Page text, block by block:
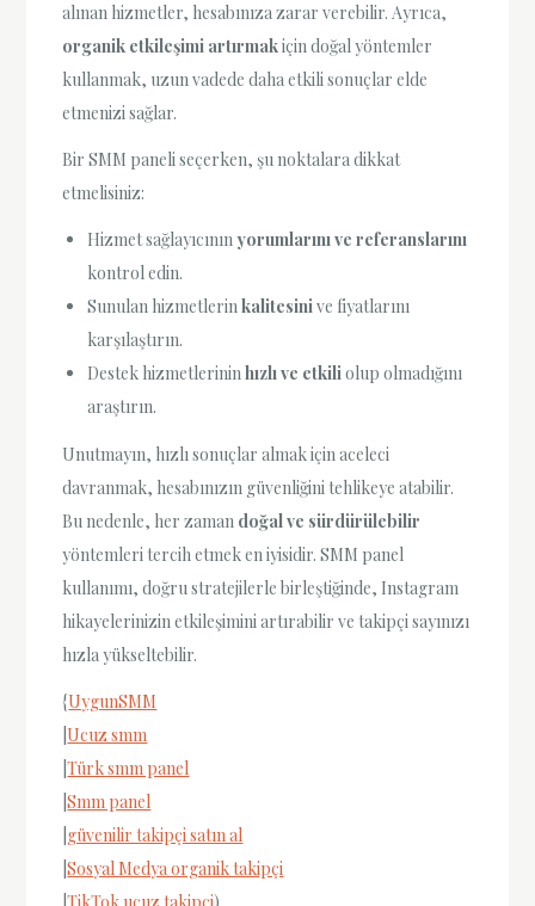
alınan hizmetler, hesabınıza zarar verebilir. Ayrıca,
organik etkileşimi artırmakiçin doğal yöntemler
kullanmak, uzun vadede daha etkili sonuçlar elde
etmenizi sağlar.
Bir SMM paneli seçerken, şu noktalara dikkat
etmelisiniz:
Hizmet sağlayıcınınyorumlarını ve referanslarını
kontrol edin.
Sunulan hizmetlerinkalitesinive fiyatlarını
karşılaştırın.
Destek hizmetlerininhızlı ve etkiliolup olmadığını
araştırın.
Unutmayın, hızlı sonuçlar almak için aceleci
davranmak, hesabınızın güvenliğini tehlikeye atabilir.
Bu nedenle, her zaman doğal ve sürdürülebilir
yöntemleri tercih etmek en iyisidir. SMM panel
kullanımı, doğru stratejilerle birleştiğinde, Instagram
hikayelerinizin etkileşimini artırabilir ve takipçi sayınızı
hızla yükseltebilir.
{UygunSMM
|Ucuz smm
|Türk smm panel
|Smm panel
güvenilir takipçi satın al
|Sosyal Medya organik takipçi